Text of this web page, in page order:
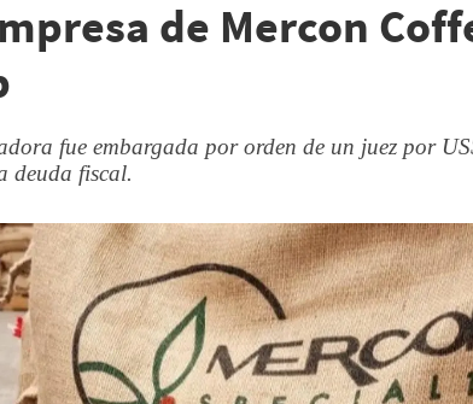
de Mercon
fue embargada por orden de un juez por
deuda fiscal.